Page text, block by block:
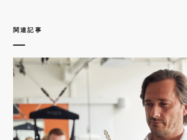
関連記事